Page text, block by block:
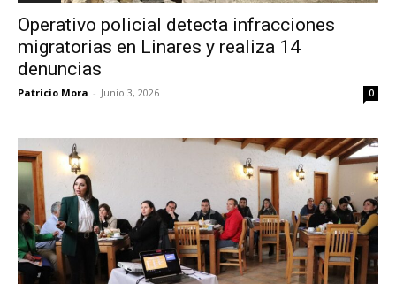
Operativo policial detecta infracciones
migratorias en Linares y realiza 14
denuncias
Patricio Mora - Junio 3, 2026 0